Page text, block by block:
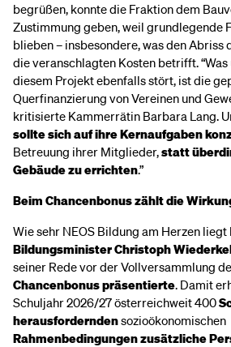
begrüßen, konnte die Fraktion dem
Zustimmung geben, weil grundlegende
blieben – insbesondere, was den Abriss
die veranschlagten Kosten betrifft. “Was
diesem Projekt ebenfalls stört, ist die
Querfinanzierung von Vereinen und
kritisierte Kammerrätin Barbara Lang.
sollte sich auf ihre Kernaufgaben
Betreuung ihrer Mitglieder,statt
Gebäude zu errichten.”
Beim Chancenbonus zählt die
Wie sehr NEOS Bildung am Herzen liegt
Bildungsminister Christoph
seiner Rede vor der Vollversammlung
Chancenbonuspräsentierte. Damit
Schuljahr 2026/27 österreichweit 400
herausforderndensozioökonomischen
Rahmenbedingungenzusätzliche